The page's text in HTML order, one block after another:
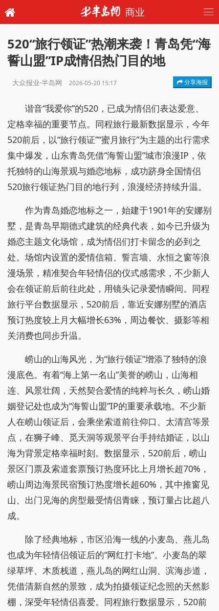
商业
520“旅行领证”热潮来袭！青岛凭“海
誓山盟”IP成情侣热门目的地
大众报业·半岛网 2026-05-20 15:17 分享海报
谐音“我爱你”的520，已成为情侣们表达爱意、
定格幸福的重要节点。同程旅行最新数据显示，今年
520前后，以“旅行领证”“蜜月旅行”为主题的出行需求
集中爆发，山东青岛凭借“海誓山盟”城市浪漫IP，依
托独特的山海景观与婚恋地标，成功跻身全国情侣
520旅行领证热门目的地行列，浪漫经济持续升温。
作为青岛婚恋地标之一，始建于1901年的安娜别
墅，是青岛早期德式建筑的经典代表，如今已升级为
婚恋主题文化场馆，成为情侣们打卡留念的必到之
处。场馆内设置的爱情信箱、誓言墙、永恒之窗等浪
漫场景，精准契合年轻情侣的仪式感需求，不少新人
会在领证前后前往此处，用镜头记录爱情瞬间。同程
旅行平台数据显示，520前后，靠近安娜别墅的酒店
预订热度较上月大幅增长63%，周边餐饮、摄影等相
关消费也同步升温。
崂山的山海风光，为“旅行领证”增添了独特的浪
漫底色。有着“海上第一名山”美誉的崂山，山海相
连、风景壮阔，天然契合爱情的纯粹与长久，崂山婚
姻登记处也成为“海誓山盟”IP的重要承载地。不少新
人在崂山领证后，会乘坐索道前往仰口、太清宫等景
点，在狮子峰、觅天洞等观景平台手持结婚证，以山
海为背景定格幸福时刻。数据显示，520前后，崂山
景区门票及索道套票预订热度环比上月增长超70%，
崂山周边海景民宿预订热度增长超60%，其中推窗见
山、出门见海的房型最受情侣青睐，预订量占比超八
成。
除了经典地标，市区沿海一线的小麦岛、燕儿岛
也成为年轻情侣领证后的“网红打卡地”。小麦岛的翠
绿草坪、木质栈道，燕儿岛的网红山洞、滨海步道，
凭借清新自然的景致，成为拍摄领证纪念照的天然影
棚，深受年轻情侣喜爱。同程旅行数据显示，520前